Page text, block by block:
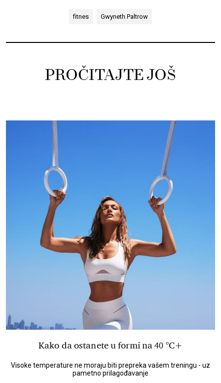
fitnes Gwyneth Paltrow
PROČITAJTE JOŠ
Kako da ostanete u formi na 40 °C+
Visoke temperature ne moraju biti prepreka vašem treningu - uz
pametno prilagođavanje